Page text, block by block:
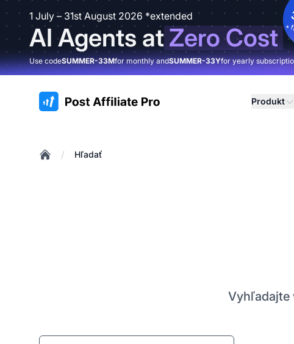
1 July – 31st August 2026 *extended
AI Agents atZero Cost +
Use codeSUMMER-33Mfor monthly andSUMMER-33Yfor yearly
:site.title Produkt
/ Hľadať
Vyhľadajte